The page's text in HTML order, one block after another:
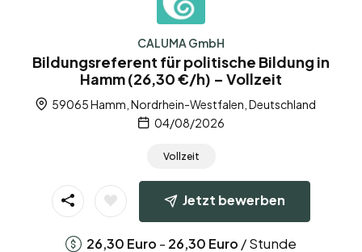
CALUMA GmbH
Bildungsreferent für politische Bildung in
Hamm (26,30 €/h) – Vollzeit
59065 Hamm, Nordrhein-Westfalen, Deutschland
04/08/2026
Vollzeit
Jetzt bewerben
26,30 Euro - 26,30 Euro / Stunde